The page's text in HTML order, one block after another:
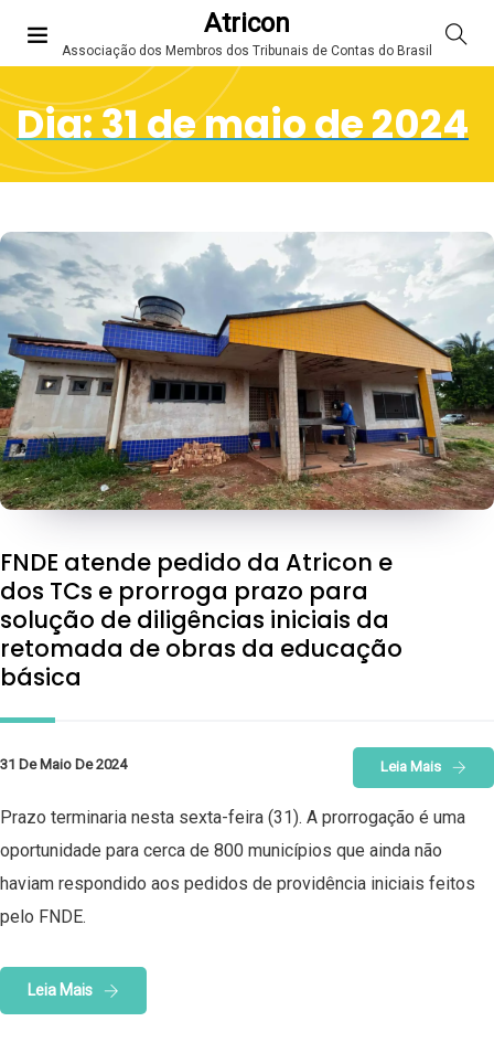
Atricon
Associação dos Membros dos Tribunais de Contas do Brasil
Dia:31 de maio de 2024
FNDE atende pedido da Atricon e
dos TCs e prorroga prazo para
solução de diligências iniciais da
retomada de obras da educação
básica
31 De Maio De 2024 Leia Mais
Prazo terminaria nesta sexta-feira (31). A prorrogação é uma
oportunidade para cerca de 800 municípios que ainda não
haviam respondido aos pedidos de providência iniciais feitos
pelo FNDE.
Leia Mais